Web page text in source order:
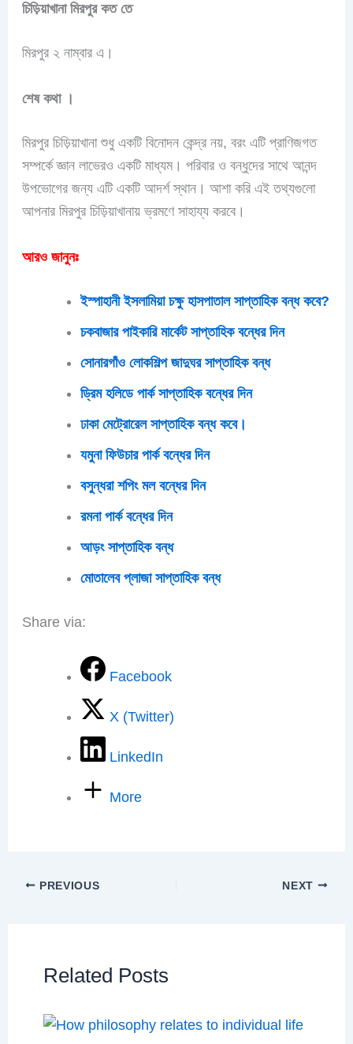
চিড়িয়াখানা মিরপুর কত তে
মিরপুর ২ নাম্বার এ।
শেষ কথা ।
মিরপুর চিড়িয়াখানা শুধু একটি বিনোদন কেন্দ্র নয়, বরং এটি প্রাণিজগত
সম্পর্কে জ্ঞান লাভেরও একটি মাধ্যম। পরিবার ও বন্ধুদের সাথে আনন্দ
উপভোগের জন্য এটি একটি আদর্শ স্থান। আশা করি এই তথ্যগুলো
আপনার মিরপুর চিড়িয়াখানায় ভ্রমণে সাহায্য করবে।
আরও জানুনঃ
ইস্পাহানী ইসলামিয়া চক্ষু হাসপাতাল সাপ্তাহিক বন্ধ কবে?
চকবাজার পাইকারি মার্কেট সাপ্তাহিক বন্ধের দিন
সোনারগাঁও লোকশিল্প জাদুঘর সাপ্তাহিক বন্ধ
ড্রিম হলিডে পার্ক সাপ্তাহিক বন্ধের দিন
ঢাকা মেট্রোরেল সাপ্তাহিক বন্ধ কবে।
যমুনা ফিউচার পার্ক বন্ধের দিন
বসুন্ধরা শপিং মল বন্ধের দিন
রমনা পার্ক বন্ধের দিন
আড়ং সাপ্তাহিক বন্ধ
মোতালেব প্লাজা সাপ্তাহিক বন্ধ
Share via:
Facebook
X (Twitter)
LinkedIn
More
PREVIOUS NEXT
Related Posts